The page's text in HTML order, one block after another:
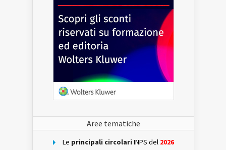
Aree tematiche
Le principali circolari INPS del 2026